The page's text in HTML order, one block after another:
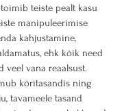
teiste pealt kasu
manipuleerimise
kahjustamine,
ehk kõik need
veel vana reaalsust.
kõritasandis ning
tavameele tasand